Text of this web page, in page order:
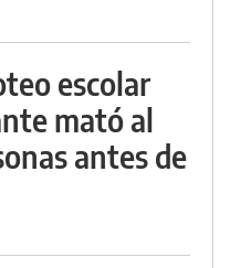
escolar
mató al
antes de